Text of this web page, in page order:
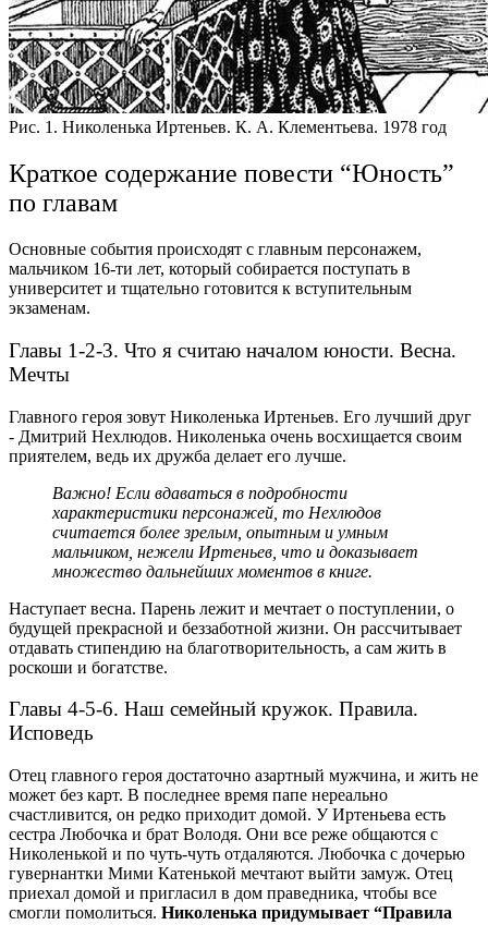
Рис. 1. Николенька Иртеньев. К. А. Клементьева. 1978 год
Краткое содержание повести “Юность”
по главам
Основные события происходят с главным персонажем,
мальчиком 16-ти лет, который собирается поступать в
университет и тщательно готовится к вступительным
экзаменам.
Главы 1-2-3. Что я считаю началом юности. Весна.
Мечты
Главного героя зовут Николенька Иртеньев. Его лучший друг
- Дмитрий Нехлюдов. Николенька очень восхищается своим
приятелем, ведь их дружба делает его лучше.
Важно! Если вдаваться в подробности
характеристики персонажей, то Нехлюдов
считается более зрелым, опытным и умным
мальчиком, нежели Иртеньев, что и доказывает
множество дальнейших моментов в книге.
Наступает весна. Парень лежит и мечтает о поступлении, о
будущей прекрасной и беззаботной жизни. Он рассчитывает
отдавать стипендию на благотворительность, а сам жить в
роскоши и богатстве.
Главы 4-5-6. Наш семейный кружок. Правила.
Исповедь
Отец главного героя достаточно азартный мужчина, и жить не
может без карт. В последнее время папе нереально
счастливится, он редко приходит домой. У Иртеньева есть
сестра Любочка и брат Володя. Они все реже общаются с
Николенькой и по чуть-чуть отдаляются. Любочка с дочерью
гувернантки Мими Катенькой мечтают выйти замуж. Отец
приехал домой и пригласил в дом праведника, чтобы все
смогли помолиться. Николенька придумывает “Правила